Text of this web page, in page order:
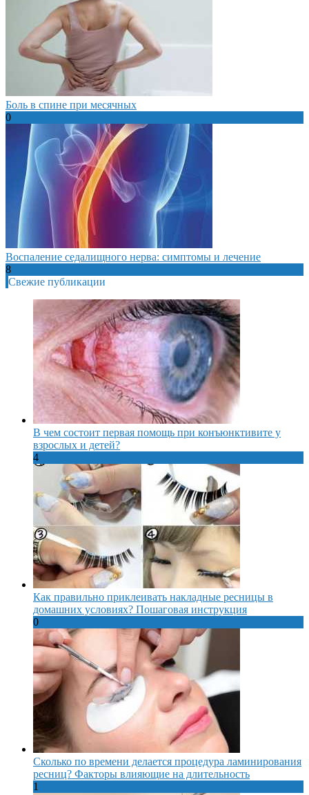
Боль в спине при месячных
0
Воспаление седалищного нерва: симптомы и лечение
8
Свежие публикации
В чем состоит первая помощь при конъюнктивите у
взрослых и детей?
4
Как правильно приклеивать накладные ресницы в
домашних условиях? Пошаговая инструкция
0
Сколько по времени делается процедура ламинирования
ресниц? Факторы влияющие на длительность
1